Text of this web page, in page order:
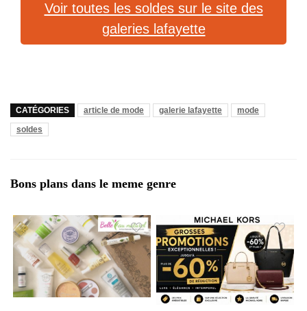
Voir toutes les soldes sur le site des
galeries lafayette
CATÉGORIES article de mode galerie lafayette
mode
soldes
Bons plans dans le meme genre